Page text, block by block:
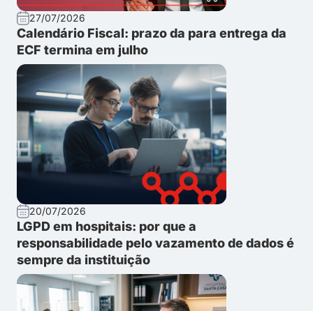
27/07/2026
Calendário Fiscal: prazo da para entrega da
ECF termina em julho
20/07/2026
LGPD em hospitais: por que a
responsabilidade pelo vazamento de dados é
sempre da instituição